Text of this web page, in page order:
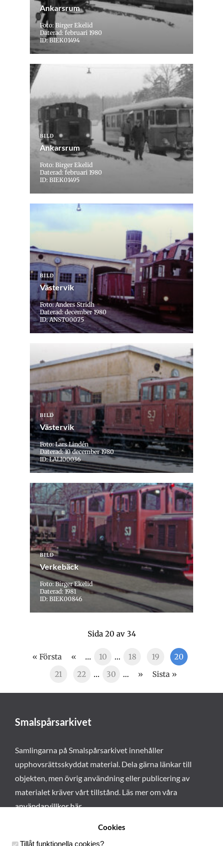
Ankarsrum
Foto: Birger Ekelid
Daterad: februari 1980
ID: BIEK01494
BILD
Ankarsrum
Foto: Birger Ekelid
Daterad: februari 1980
ID: BIEK01495
BILD
Västervik
Foto: Anders Stridh
Daterad: december 1980
ID: ANST00075
BILD
Västervik
Foto: Lars Lindén
Daterad: 10 december 1980
ID: LALI00036
BILD
Verkebäck
Foto: Birger Ekelid
Daterad: 1981
ID: BIEK00846
Sida 20 av 34
« Första « ... 10 ... 18 19
20
21
22 ... 30 ... » Sista »
Smalspårsarkivet
Samlingarna på Smalspårsarkivet innehåller
upphovsrättsskyddat material. Dela gärna länkar till
objekten, men övrig användning eller publicering av
materialet kräver vårt tillstånd. Läs mer om våra
användarvillkor här.
Cookies
Tillåt funktionella cookies?